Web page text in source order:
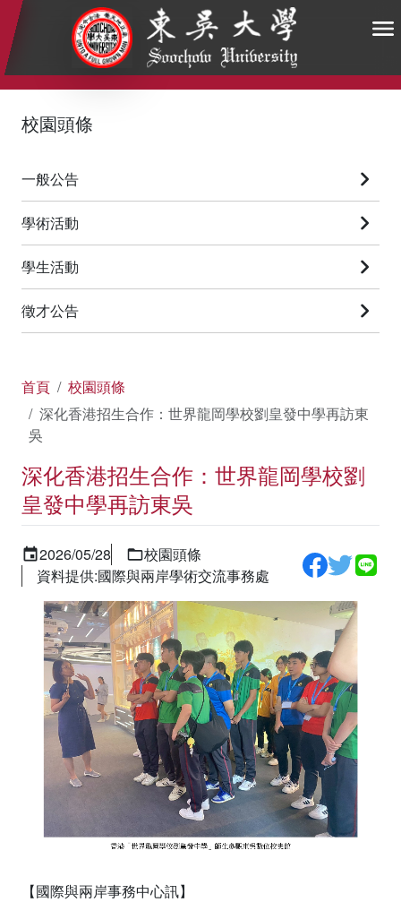
:::
校園頭條
一般公告
學術活動
學生活動
徵才公告
首頁
校園頭條
深化香港招生合作：世界龍岡學校劉皇發中學再訪東
吳
深化香港招生合作：世界龍岡學校劉
皇發中學再訪東吳
2026/05/28
校園頭條
資料提供:國際與兩岸學術交流事務處
【國際與兩岸事務中心訊】